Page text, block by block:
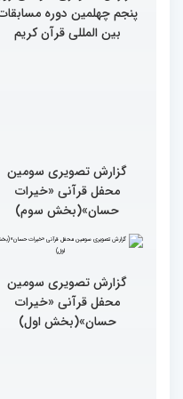
پنجم چهلمین دوره
بین المللی قرآن کریم
گزارش تصویری سومین
محفل قرآنی «خیرات
حسان»(بخش سوم)